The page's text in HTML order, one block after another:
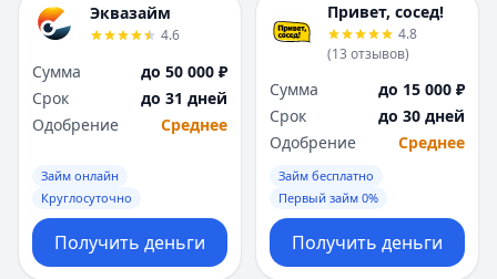
Эквазайм
4.6
Сумма
до 50 000 ₽
Срок
до 31 дней
Одобрение
Среднее
Займ онлайн
Круглосуточно
Получить деньги
Привет, сосед!
4.8
(13 отзывов)
Сумма
до 15 000 ₽
Срок
до 30 дней
Одобрение
Среднее
Займ бесплатно
Первый займ 0%
Получить деньги